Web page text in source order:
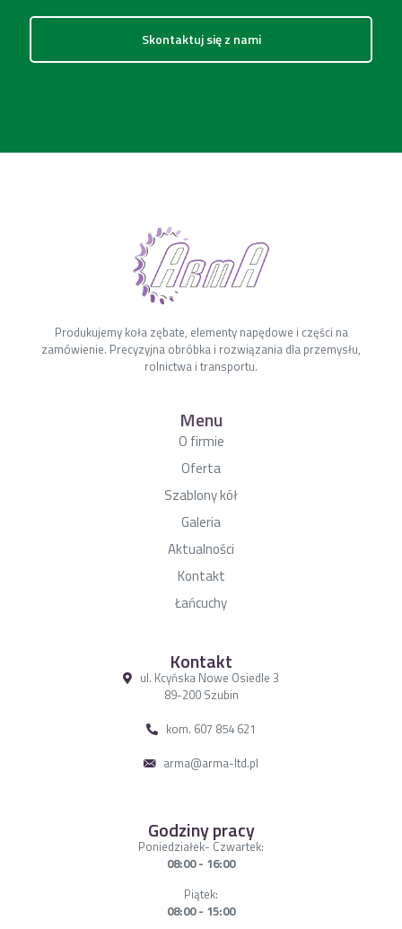
Skontaktuj się z nami
Produkujemy koła zębate, elementy napędowe i części na
zamówienie. Precyzyjna obróbka i rozwiązania dla przemysłu,
rolnictwa i transportu.
Menu
O firmie
Oferta
Szablony kół
Galeria
Aktualności
Kontakt
Łańcuchy
Kontakt
ul. Kcyńska Nowe Osiedle 3
89-200 Szubin
kom. 607 854 621
arma@arma-ltd.pl
Godziny pracy
Poniedziałek- Czwartek:
08:00 - 16:00
Piątek:
08:00 - 15:00